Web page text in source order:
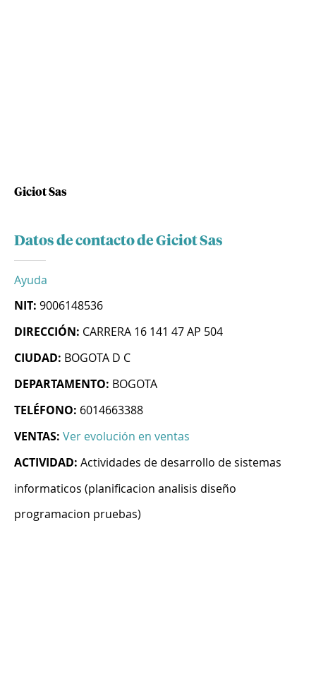
Giciot Sas
Datos de contacto de Giciot Sas
Ayuda
NIT: 9006148536
DIRECCIÓN: CARRERA 16 141 47 AP 504
CIUDAD: BOGOTA D C
DEPARTAMENTO: BOGOTA
TELÉFONO: 6014663388
VENTAS: Ver evolución en ventas
ACTIVIDAD: Actividades de desarrollo de sistemas
informaticos (planificacion analisis diseño
programacion pruebas)